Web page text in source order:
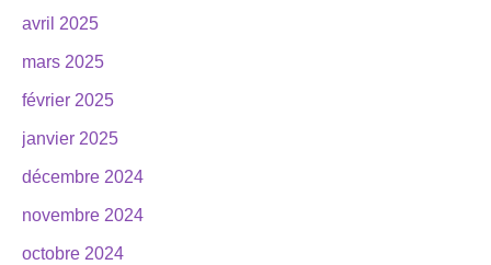
avril 2025
mars 2025
février 2025
janvier 2025
décembre 2024
novembre 2024
octobre 2024